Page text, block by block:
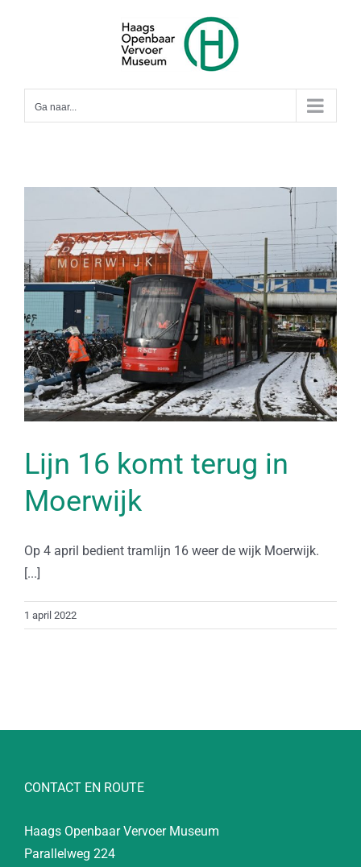
Ga naar...
Lijn 16 komt terug in
Moerwijk
Op 4 april bedient tramlijn 16 weer de wijk Moerwijk.
[...]
1 april 2022
CONTACT EN ROUTE
Haags Openbaar Vervoer Museum
Parallelweg 224